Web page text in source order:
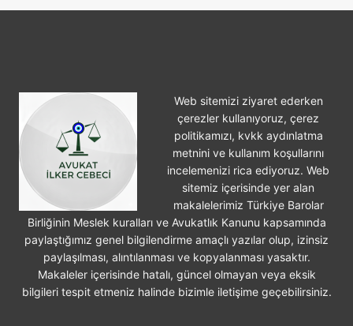
Web sitemizi ziyaret ederken
çerezler kullanıyoruz, çerez
politikamızı, kvkk aydınlatma
metnini ve kullanım koşullarını
incelemenizi rica ediyoruz. Web
sitemiz içerisinde yer alan
makalelerimiz Türkiye Barolar
Birliğinin Meslek kuralları ve Avukatlık Kanunu kapsamında
paylaştığımız genel bilgilendirme amaçlı yazılar olup, izinsiz
paylaşılması, alıntılanması ve kopyalanması yasaktır.
Makaleler içerisinde hatalı, güncel olmayan veya eksik
bilgileri tespit etmeniz halinde bizimle iletişime geçebilirsiniz.